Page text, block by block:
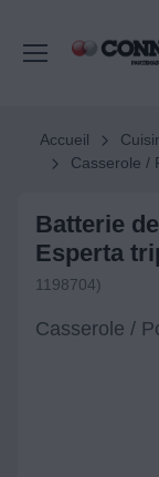
Accueil
Casserole /
Batterie
Esperta
1198704)
Casserole /